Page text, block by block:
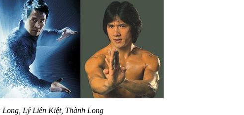
Long, Lý Liên Kiệt, Thành Long